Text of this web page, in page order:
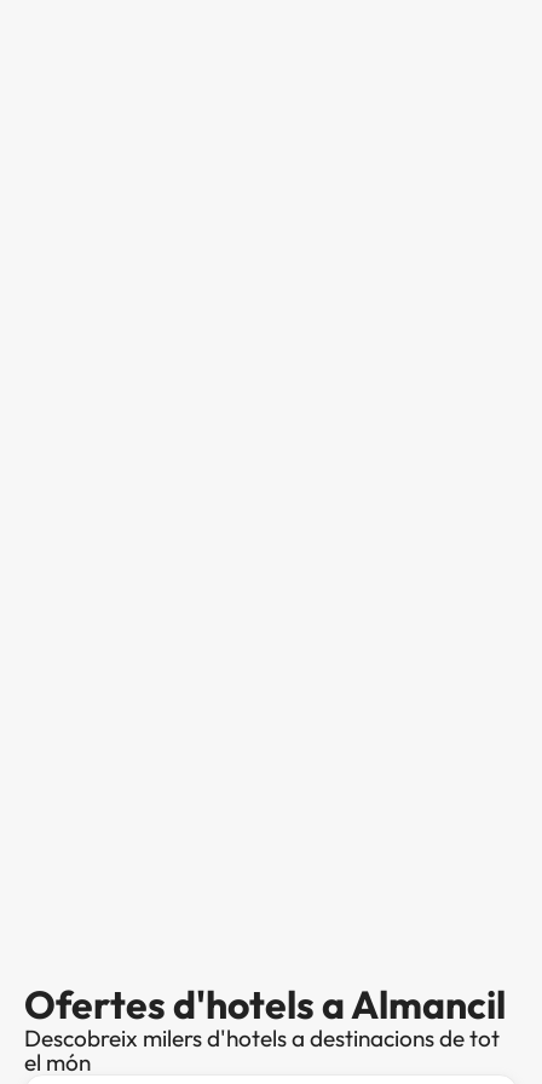
Ofertes d'hotels a Almancil
Descobreix milers d'hotels a destinacions de tot
el món